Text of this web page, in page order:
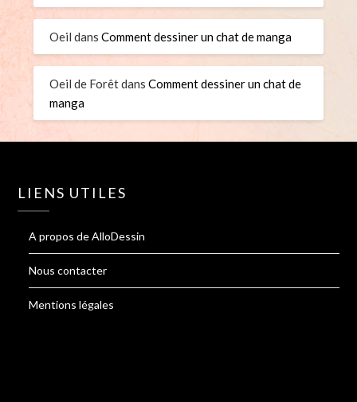
Oeil dansComment dessiner un chat de manga
Oeil de ForêtdansComment dessiner un chat de
manga
LIENS UTILES
A propos de AlloDessin
Nous contacter
Mentions légales